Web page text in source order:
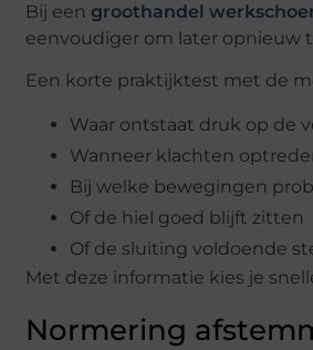
Bij een groothandel
eenvoudiger om later opnieuw
Een korte praktijktest met de
Waar ontstaat druk op de
Wanneer klachten
Bij welke bewegingen
Of de hiel goed blijft zitten
Of de sluiting voldoende
Met deze informatie kies je
Normering